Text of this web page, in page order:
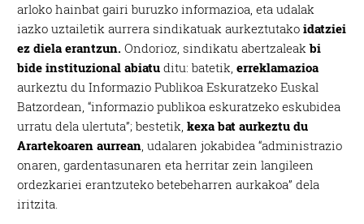
arloko hainbat gairi buruzko informazioa, eta udalak
iazko uztailetik aurrera sindikatuak aurkeztutakoidatziei
ez diela erantzun. Ondorioz, sindikatu abertzaleakbi
bide instituzional abiatu ditu: batetik,erreklamazioa
aurkeztu du Informazio Publikoa Eskuratzeko Euskal
Batzordean, “informazio publikoa eskuratzeko eskubidea
urratu dela ulertuta”; bestetik,kexa bat aurkeztu du
Arartekoaren aurrean, udalaren jokabidea “administrazio
onaren, gardentasunaren eta herritar zein langileen
ordezkariei erantzuteko betebeharren aurkakoa” dela
iritzita.